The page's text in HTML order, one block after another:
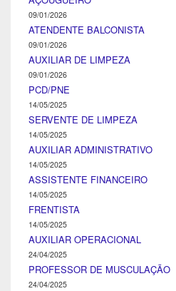
09/01/2026
ATENDENTE BALCONISTA
09/01/2026
AUXILIAR DE LIMPEZA
09/01/2026
PCD/PNE
14/05/2025
SERVENTE DE LIMPEZA
14/05/2025
AUXILIAR ADMINISTRATIVO
14/05/2025
ASSISTENTE FINANCEIRO
14/05/2025
FRENTISTA
14/05/2025
AUXILIAR OPERACIONAL
24/04/2025
PROFESSOR DE MUSCULAÇÃO
24/04/2025